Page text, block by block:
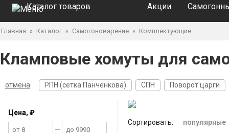
Каталог товаров Акции
Главная » Каталог » Самогоноварение » Комплектующие
Кламповые хомуты для
отмена РПН (сетка Панченкова) СПН Поворот царги
Цена, ₽
—
Сортировать: популярные